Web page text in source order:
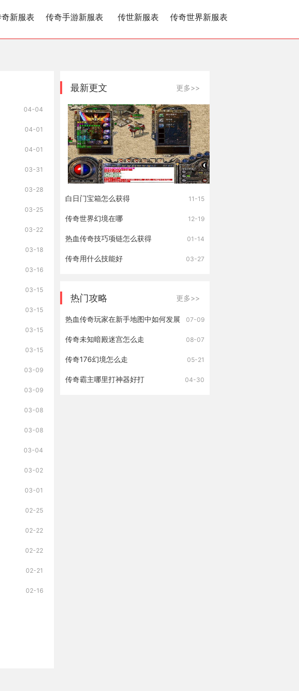
新服表 传奇手游新服表 传世新服表 传奇世界新服表
04-04
04-01
04-01
03-31
03-28
03-25
03-22
03-18
03-16
03-15
03-15
03-15
03-15
03-09
03-09
03-08
03-08
03-04
03-02
03-01
02-25
02-22
02-22
02-21
02-16
最新更文 更多>>
白日门宝箱怎么获得 11-15
传奇世界幻境在哪 12-19
热血传奇技巧项链怎么获得 01-14
传奇用什么技能好 03-27
热门攻略 更多>>
热血传奇玩家在新手地图中如何发展 07-09
传奇未知暗殿迷宫怎么走 08-07
传奇176幻境怎么走 05-21
传奇霸主哪里打神器好打 04-30